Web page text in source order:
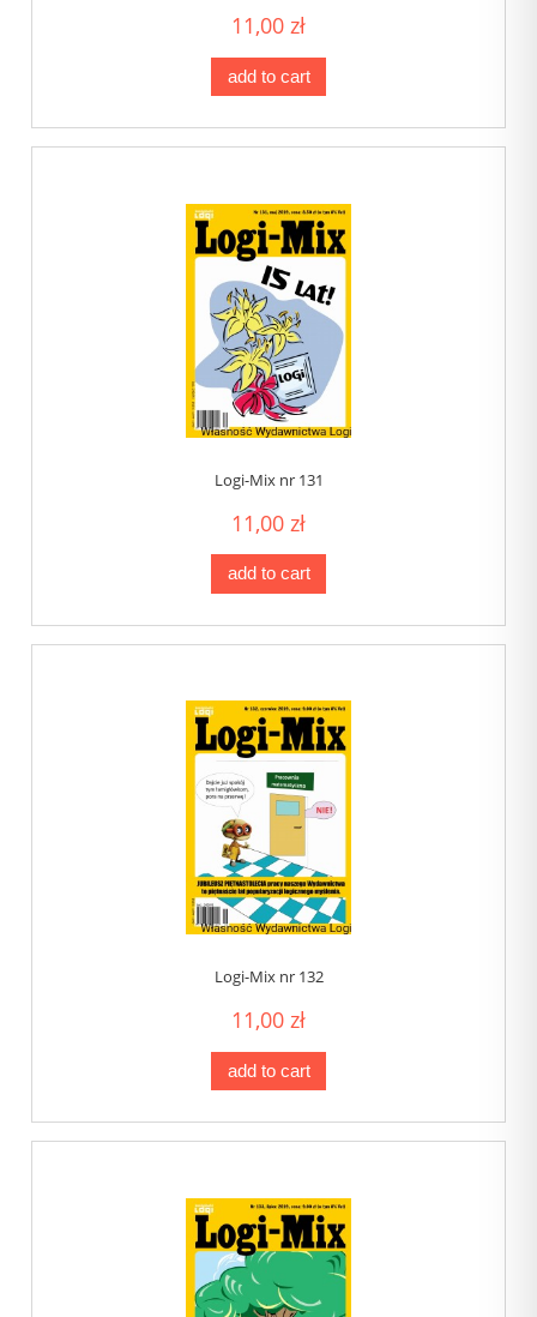
11,00 zł
add to cart
Logi-Mix nr 131
11,00 zł
add to cart
Logi-Mix nr 132
11,00 zł
add to cart